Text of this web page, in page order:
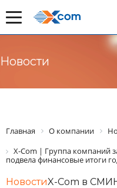
Новости
Главная О компании
X-Com | Группа компаний
подвела финансовые итоги
НовостиX-Com в СМИ